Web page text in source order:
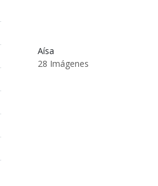
Aísa
28 Imágenes